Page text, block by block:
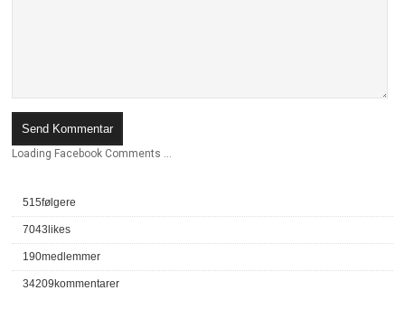
Loading Facebook Comments ...
515følgere
7043 likes
190medlemmer
34209 kommentarer